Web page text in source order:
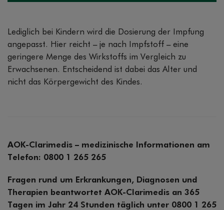
Lediglich bei Kindern wird die Dosierung der Impfung
angepasst. Hier reicht – je nach Impfstoff – eine
geringere Menge des Wirkstoffs im Vergleich zu
Erwachsenen. Entscheidend ist dabei das Alter und
nicht das Körpergewicht des Kindes.
AOK-Clarimedis – medizinische Informationen am
Telefon: 0800 1 265 265
Fragen rund um Erkrankungen, Diagnosen und
Therapien beantwortet AOK-Clarimedis an 365
Tagen im Jahr 24 Stunden täglich unter 0800 1 265